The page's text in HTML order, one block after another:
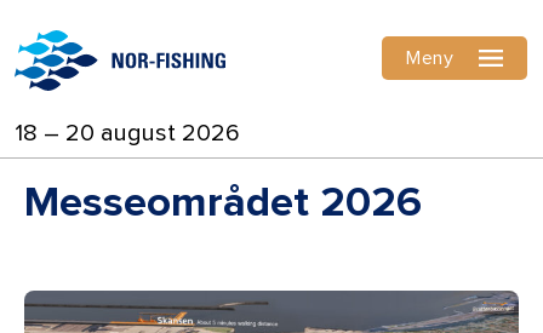
18 – 20 august 2026
Meny
Messeområdet 2026